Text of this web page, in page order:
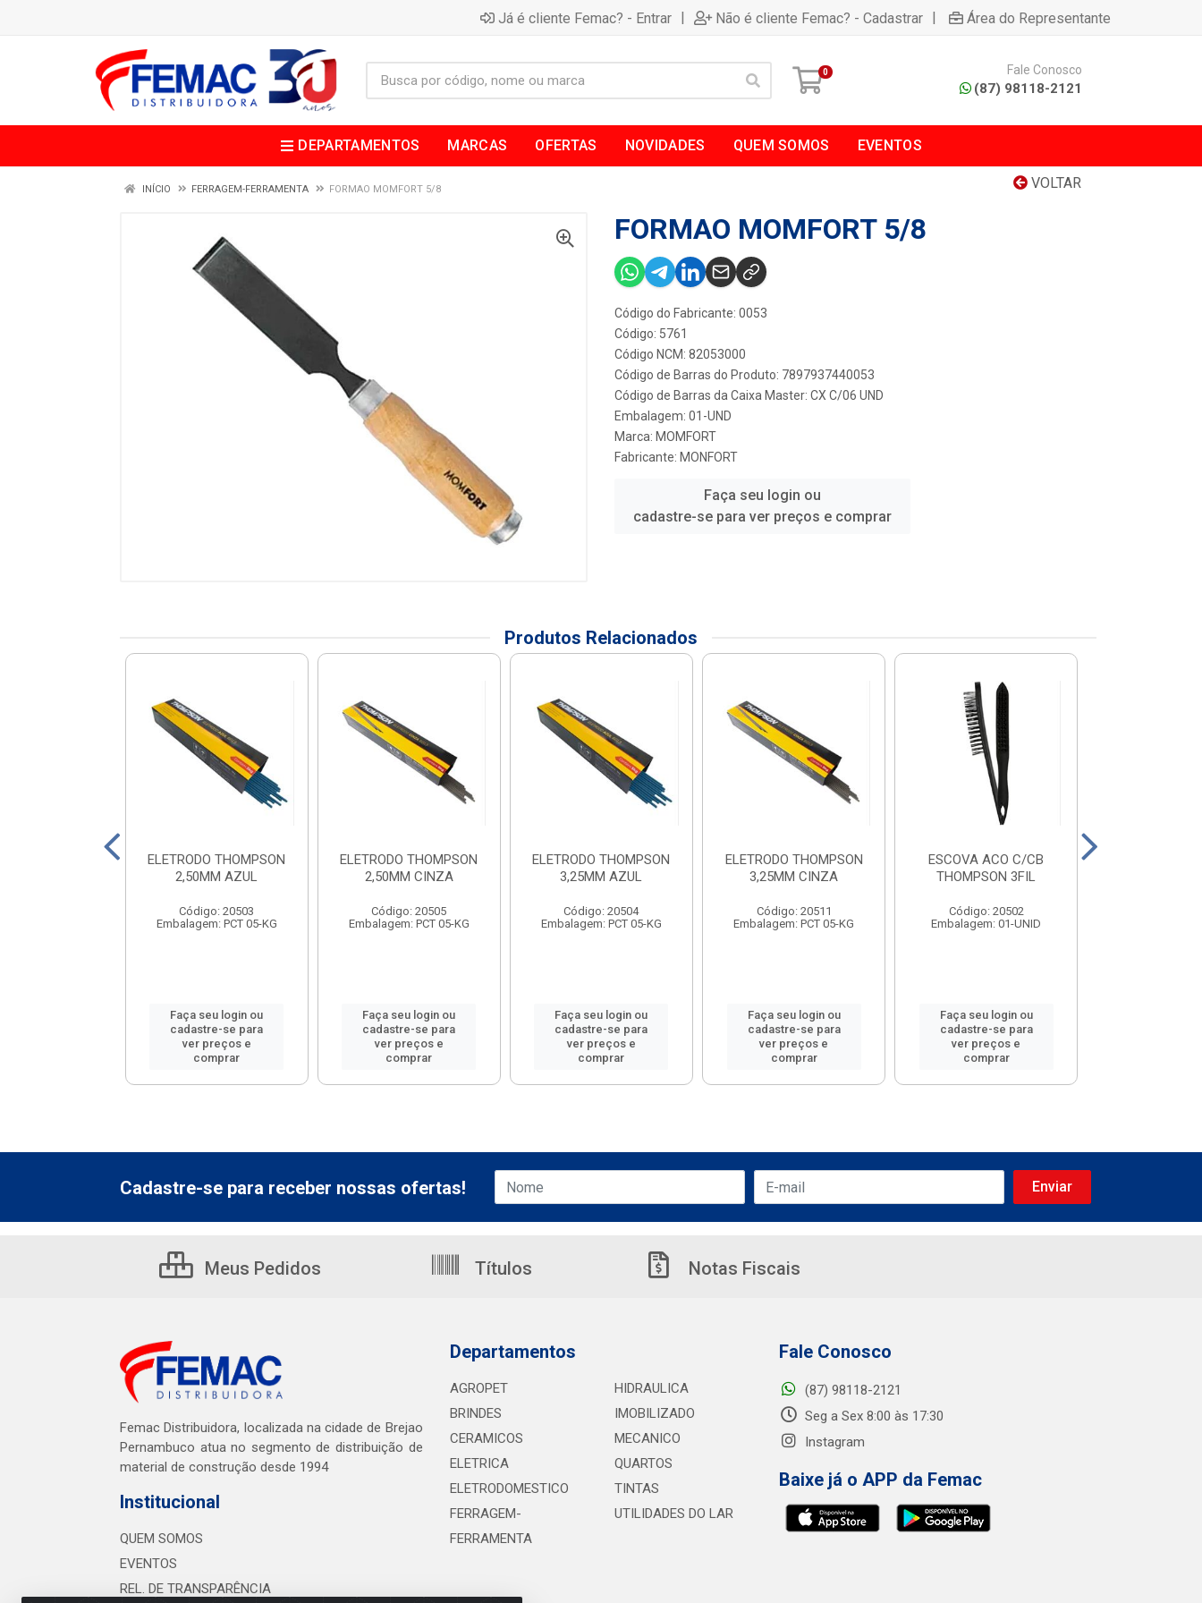
Já é cliente Femac? - Entrar | Não é cliente Femac? - Cadastrar | Área do Representante
0 Fale Conosco
(87) 98118-2121
DEPARTAMENTOS MARCAS OFERTAS NOVIDADES QUEM SOMOS EVENTOS
VOLTAR
INÍCIO FERRAGEM-FERRAMENTA FORMAO MOMFORT 5/8
FORMAO MOMFORT 5/8
Código do Fabricante: 0053
Código: 5761
Código NCM: 82053000
Código de Barras do Produto: 7897937440053
Código de Barras da Caixa Master: CX C/06 UND
Embalagem: 01-UND
Marca: MOMFORT
Fabricante: MONFORT
Faça seu login ou
cadastre-se para ver preços e comprar
Produtos Relacionados
ELETRODO THOMPSON
2,50MM AZUL
Código: 20503
Embalagem: PCT 05-KG
Faça seu login ou
cadastre-se para
ver preços e
comprar
ELETRODO THOMPSON
2,50MM CINZA
Código: 20505
Embalagem: PCT 05-KG
Faça seu login ou
cadastre-se para
ver preços e
comprar
ELETRODO THOMPSON
3,25MM AZUL
Código: 20504
Embalagem: PCT 05-KG
Faça seu login ou
cadastre-se para
ver preços e
comprar
ELETRODO THOMPSON
3,25MM CINZA
Código: 20511
Embalagem: PCT 05-KG
Faça seu login ou
cadastre-se para
ver preços e
comprar
ESCOVA ACO C/CB
THOMPSON 3FIL
Código: 20502
Embalagem: 01-UNID
Faça seu login ou
cadastre-se para
ver preços e
comprar
Cadastre-se para receber nossas ofertas!
Meus Pedidos Títulos Notas Fiscais
Femac Distribuidora, localizada na cidade de Brejao
Pernambuco atua no segmento de distribuição de
material de construção desde 1994
Institucional
QUEM SOMOS
EVENTOS
REL. DE TRANSPARÊNCIA
Departamentos
AGROPET
BRINDES
CERAMICOS
ELETRICA
ELETRODOMESTICO
FERRAGEM-
FERRAMENTA
HIDRAULICA
IMOBILIZADO
MECANICO
QUARTOS
TINTAS
UTILIDADES DO LAR
Fale Conosco
(87) 98118-2121
Seg a Sex 8:00 às 17:30
Instagram
Baixe já o APP da Femac